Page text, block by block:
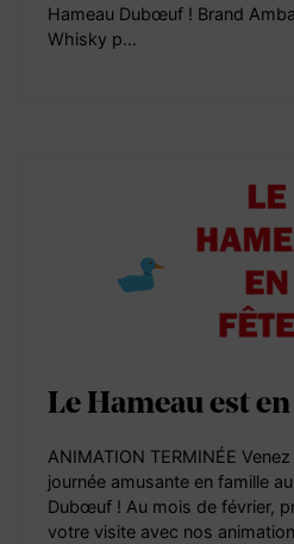
Hameau Dubœuf ! Brand
Whisky p…
Le Hameau est en
ANIMATION TERMINÉE
journée amusante en famille
Dubœuf ! Au mois de février,
votre visite avec nos